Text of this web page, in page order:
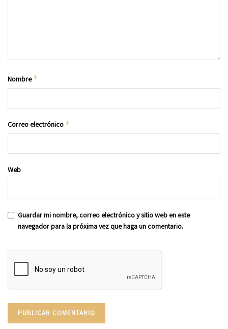
Nombre*
Correo electrónico *
Web
Guardar mi nombre, correo electrónico y sitio web en este
navegador para la próxima vez que haga un comentario.